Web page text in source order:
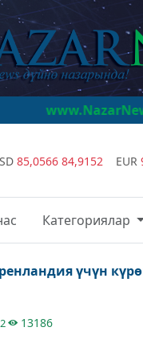
85,0566 84,9152 EUR
Категориялар
үчүн
13186